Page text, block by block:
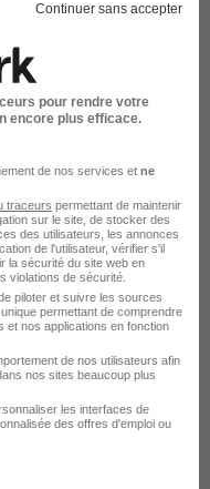
des
Continuer sans accepter
pour rendre votre
encore plus efficace.
de nos services et ne
traceurs permettant de maintenir
sur le site, de stocker des
des utilisateurs, les annonces
de l'utilisateur, vérifier s'il
la sécurité du site web en
violations de sécurité.
piloter et suivre les sources
permettant de comprendre
et nos applications en fonction
de nos utilisateurs afin
nos sites beaucoup plus
les interfaces de
des offres d'emploi ou